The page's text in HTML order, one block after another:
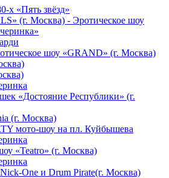
х «Пять звёзд»
(г. Москва) - Эротическое шоу
шоу «GRAND» (г. Москва)
«Достояние Республики» (г.
(г. Москва)
мото-шоу на пл. Куйбышева
«Teatro» (г. Москва)
One и Drum Pirate(г. Москва)